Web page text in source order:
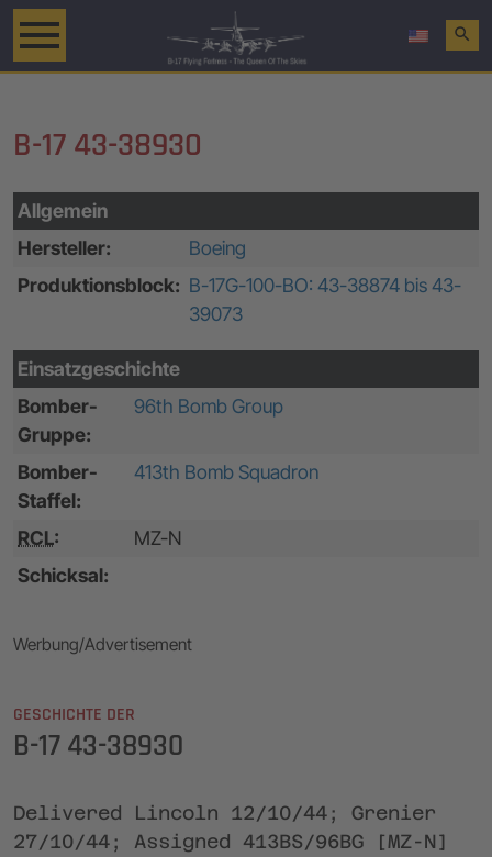
search
B-17 43-38930
Allgemein
Hersteller:
Boeing
Produktionsblock: B-17G-100-BO: 43-38874 bis 43-
39073
Einsatzgeschichte
Bomber-
Gruppe:
96th Bomb Group
Bomber-
Staffel:
413th Bomb Squadron
RCL:
MZ-N
Schicksal:
Werbung/Advertisement
GESCHICHTE DER
B-17 43-38930
Delivered Lincoln 12/10/44; Grenier
27/10/44; Assigned 413BS/96BG [MZ-N]